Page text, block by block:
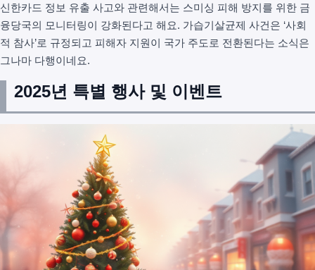
신한카드 정보 유출 사고와 관련해서는 스미싱 피해 방지를 위한 금
융당국의 모니터링이 강화된다고 해요. 가습기살균제 사건은 ‘사회
적 참사’로 규정되고 피해자 지원이 국가 주도로 전환된다는 소식은
그나마 다행이네요.
2025년 특별 행사 및 이벤트